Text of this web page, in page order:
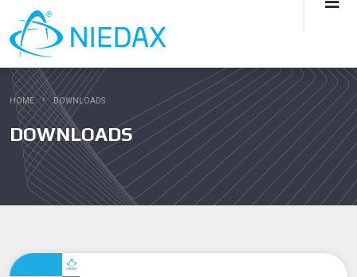
HOME DOWNLOADS
DOWNLOADS